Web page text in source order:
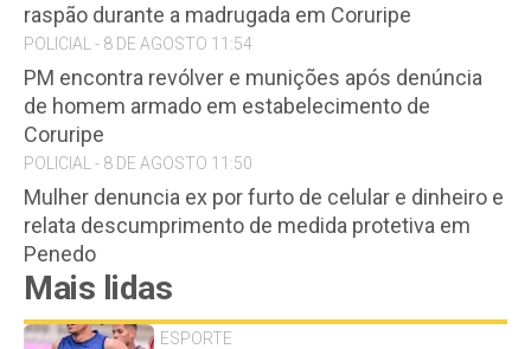
raspão durante a madrugada em Coruripe
POLICIAL - 8 DE AGOSTO 11:54
PM encontra revólver e munições após denúncia
de homem armado em estabelecimento de
Coruripe
POLICIAL - 8 DE AGOSTO 11:50
Mulher denuncia ex por furto de celular e dinheiro e
relata descumprimento de medida protetiva em
Penedo
Mais lidas
ESPORTE